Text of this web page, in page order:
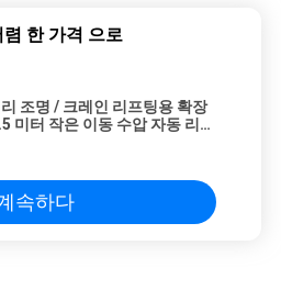
렴 한 가격 으로
조명 / 크레인 리프팅용 확장
미터 작은 이동 수압 자동 리프
속하다